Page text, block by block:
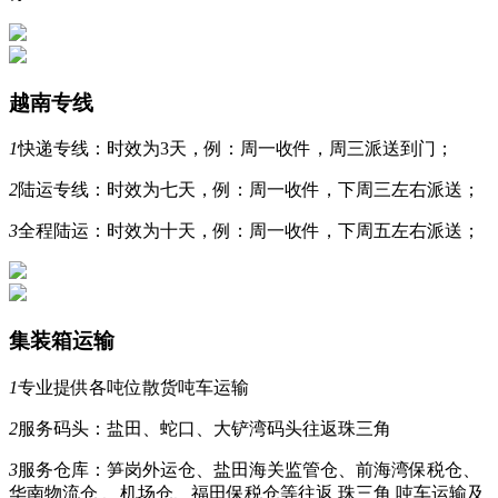
越南专线
1快递专线：时效为3天，例：周一收件，周三派送到门；
2陆运专线：时效为七天，例：周一收件，下周三左右派送；
3全程陆运：时效为十天，例：周一收件，下周五左右派送；
集装箱运输
1专业提供各吨位散货吨车运输
2服务码头：盐田、蛇口、大铲湾码头往返珠三角
3服务仓库：笋岗外运仓、盐田海关监管仓、前海湾保税仓、
华南物流仓 、机场仓、福田保税仓等往返 珠三角 吨车运输及